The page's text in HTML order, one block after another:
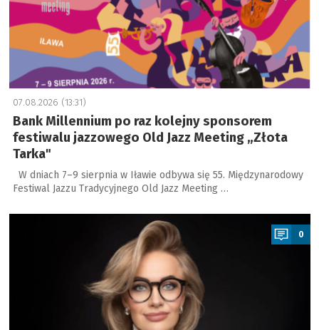
07.08.2026 (13:31)
Bank Millennium po raz kolejny sponsorem
festiwalu jazzowego Old Jazz Meeting „Złota
Tarka"
W dniach 7–9 sierpnia w Iławie odbywa się 55. Międzynarodowy
Festiwal Jazzu Tradycyjnego Old Jazz Meeting …
a
0